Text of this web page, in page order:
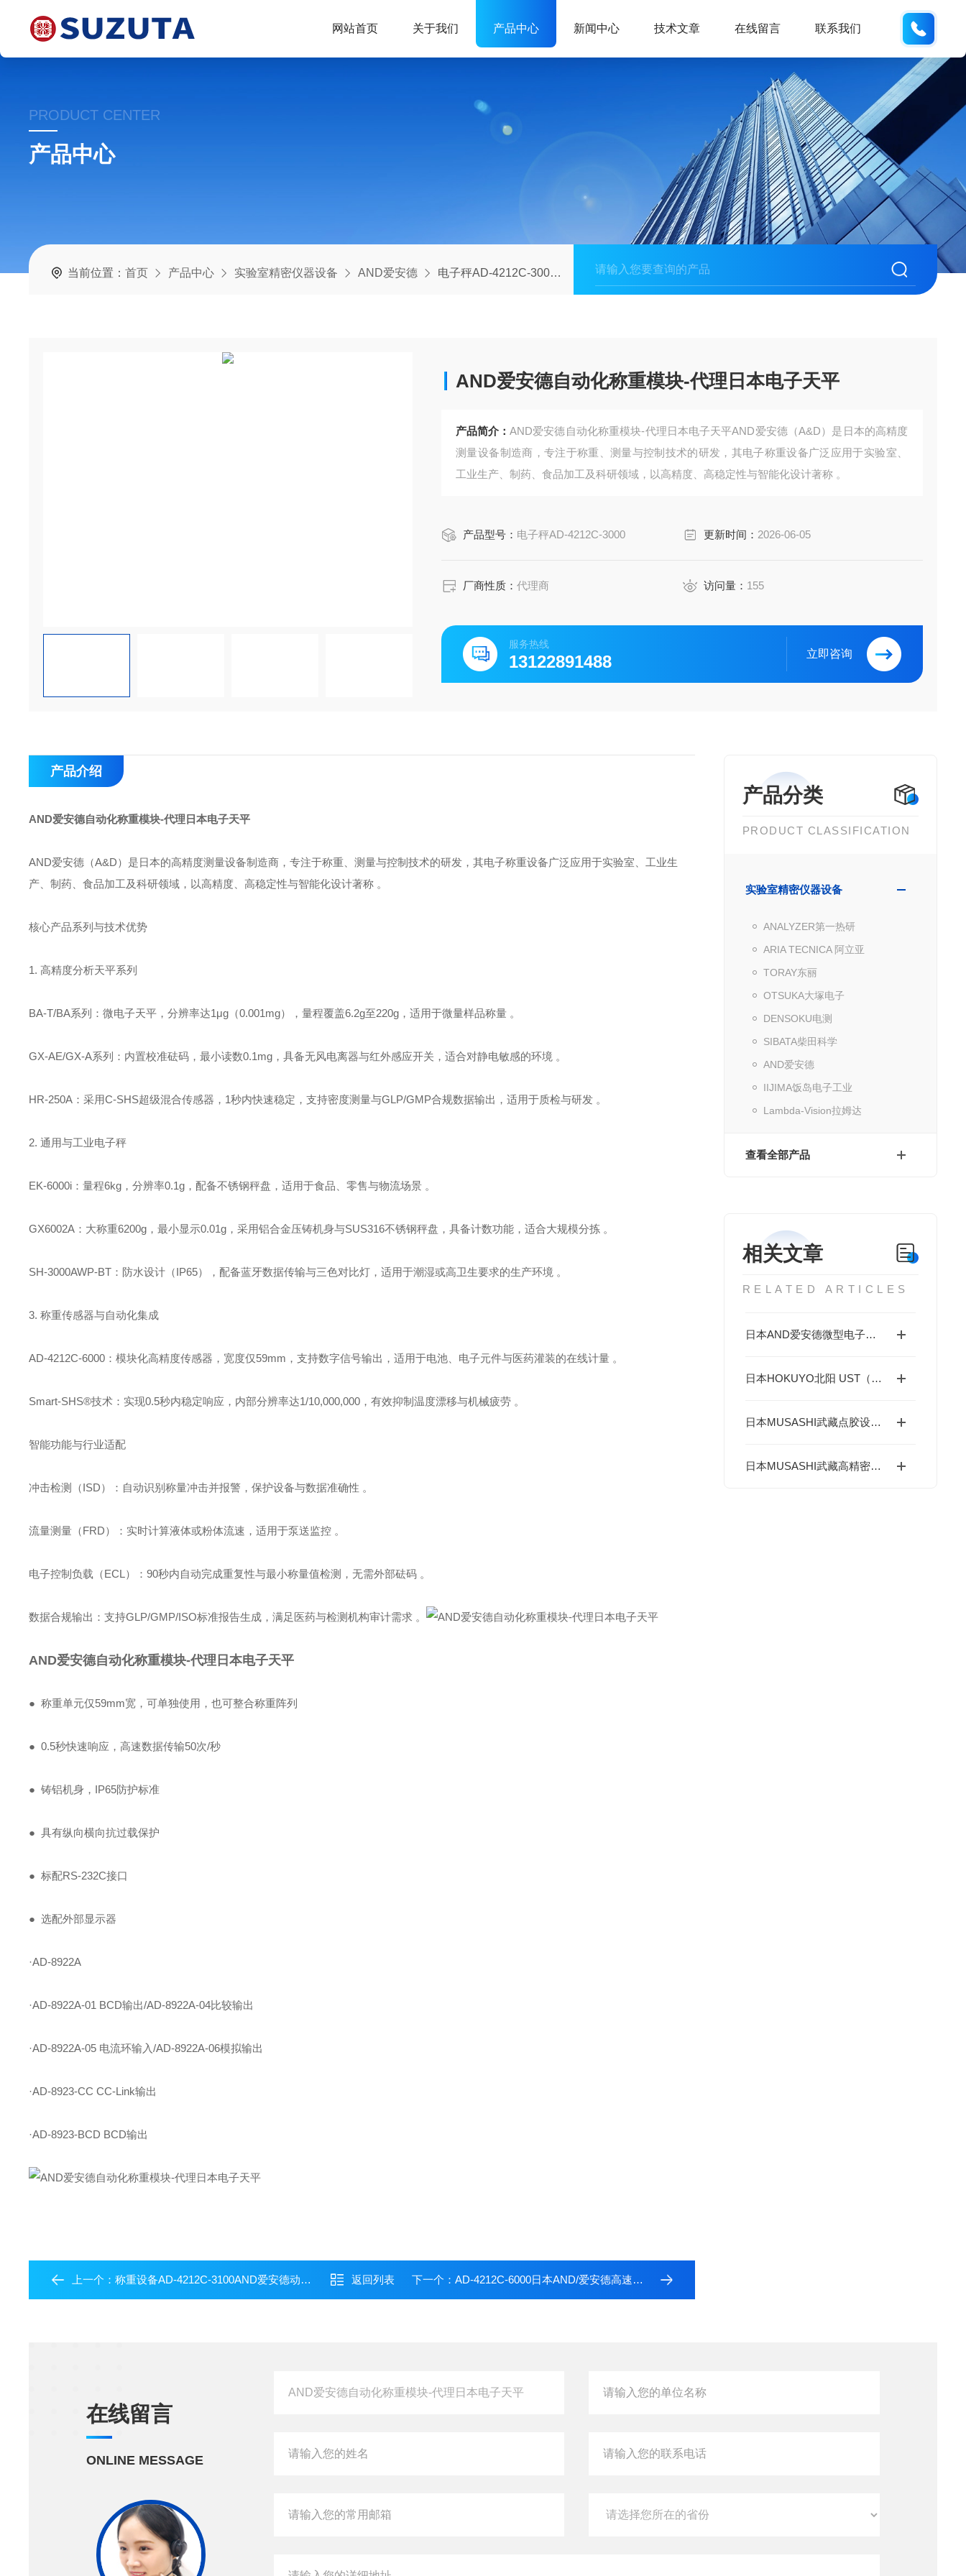
网站首页 关于我们 产品中心 新闻中心 技术文章 在线留言 联系我们
PRODUCT CENTER
产品中心
当前位置：首页 产品中心 实验室精密仪器设备 AND爱安德 电子秤AD-4212C-3000AND爱安德自动化称重模块-代理日本电子天平
AND爱安德自动化称重模块-代理日本电子天平
产品简介：AND爱安德自动化称重模块-代理日本电子天平AND爱安德‌（A&D）是日本的高精度
测量设备制造商，专注于称重、测量与控制技术的研发，其电子称重设备广泛应用于‌实验室、
工业生产、制药、食品加工及科研领域‌，以高精度、高稳定性与智能化设计著称 。
产品型号： 电子秤AD-4212C-3000 更新时间： 2026-06-05
厂商性质：代理商 访问量： 155
服务热线
13122891488 立即咨询
产品分类
PRODUCT CLASSIFICATION
实验室精密仪器设备
ANALYZER第一热研
ARIA TECNICA 阿立亚
TORAY东丽
OTSUKA大塚电子
DENSOKU电测
SIBATA柴田科学
AND爱安德
IIJIMA饭岛电子工业
Lambda-Vision拉姆达
查看全部产品
相关文章
RELATED ARTICLES
日本AND爱安德微型电子天平/分析天平（BA-T系列/BA系列（A&D Borealis）
日本HOKUYO北阳 UST（US）系列二维激光扫描光电传感器
日本MUSASHI武藏点胶设备，光通信与显示行业精准控制胶层厚薄均匀度
日本MUSASHI武藏高精密台式机械臂SHOTMASTER SX在哪些行业有应用？
产品介绍
AND爱安德自动化称重模块-代理日本电子天平
AND爱安德‌（A&D）是日本的高精度测量设备制造商，专注于称重、测量与控制技术的研发，其电子称重设备广泛应用于‌实验室、工业生
产、制药、食品加工及科研领域‌，以高精度、高稳定性与智能化设计著称 。
核心产品系列与技术优势
1. ‌高精度分析天平系列‌
‌BA-T/BA系列‌：微电子天平，分辨率达‌1μg（0.001mg）‌，量程覆盖6.2g至220g，适用于微量样品称量 。
‌GX-AE/GX-A系列‌：内置校准砝码，最小读数‌0.1mg‌，具备无风电离器与红外感应开关，适合对静电敏感的环境 。
‌HR-250A‌：采用‌C-SHS超级混合传感器‌，1秒内快速稳定，支持密度测量与GLP/GMP合规数据输出，适用于质检与研发 。
2. ‌通用与工业电子秤‌
‌EK-6000i‌：量程‌6kg‌，分辨率‌0.1g‌，配备不锈钢秤盘，适用于食品、零售与物流场景 。
‌GX6002A‌：大称重‌6200g‌，最小显示‌0.01g‌，采用铝合金压铸机身与SUS316不锈钢秤盘，具备计数功能，适合大规模分拣 。
‌SH-3000AWP-BT‌：防水设计（IP65），配备蓝牙数据传输与三色对比灯，适用于潮湿或高卫生要求的生产环境 。
3. ‌称重传感器与自动化集成‌
‌AD-4212C-6000‌：模块化高精度传感器，宽度仅‌59mm‌，支持数字信号输出，适用于电池、电子元件与医药灌装的在线计量 。
‌Smart-SHS®技术‌：实现‌0.5秒内稳定响应‌，内部分辨率达1/10,000,000，有效抑制温度漂移与机械疲劳 。
智能功能与行业适配
‌冲击检测（ISD）‌：自动识别称量冲击并报警，保护设备与数据准确性 。
‌流量测量（FRD）‌：实时计算液体或粉体流速，适用于泵送监控 。
‌电子控制负载（ECL）‌：90秒内自动完成重复性与最小称量值检测，无需外部砝码 。
‌数据合规输出‌：支持GLP/GMP/ISO标准报告生成，满足医药与检测机构审计需求 。
AND爱安德自动化称重模块-代理日本电子天平
● 称重单元仅59mm宽，可单独使用，也可整合称重阵列
● 0.5秒快速响应，高速数据传输50次/秒
● 铸铝机身，IP65防护标准
● 具有纵向横向抗过载保护
● 标配RS-232C接口
● 选配外部显示器
·AD-8922A
·AD-8922A-01 BCD输出/AD-8922A-04比较输出
·AD-8922A-05 电流环输入/AD-8922A-06模拟输出
·AD-8923-CC CC-Link输出
·AD-8923-BCD BCD输出
上一个：称重设备AD-4212C-3100AND爱安德动化称重模块实验室精密电子秤 返回列表 下一个： AD-4212C-6000日本AND/爱安德高速精准自动化称重模块
在线留言
ONLINE MESSAGE